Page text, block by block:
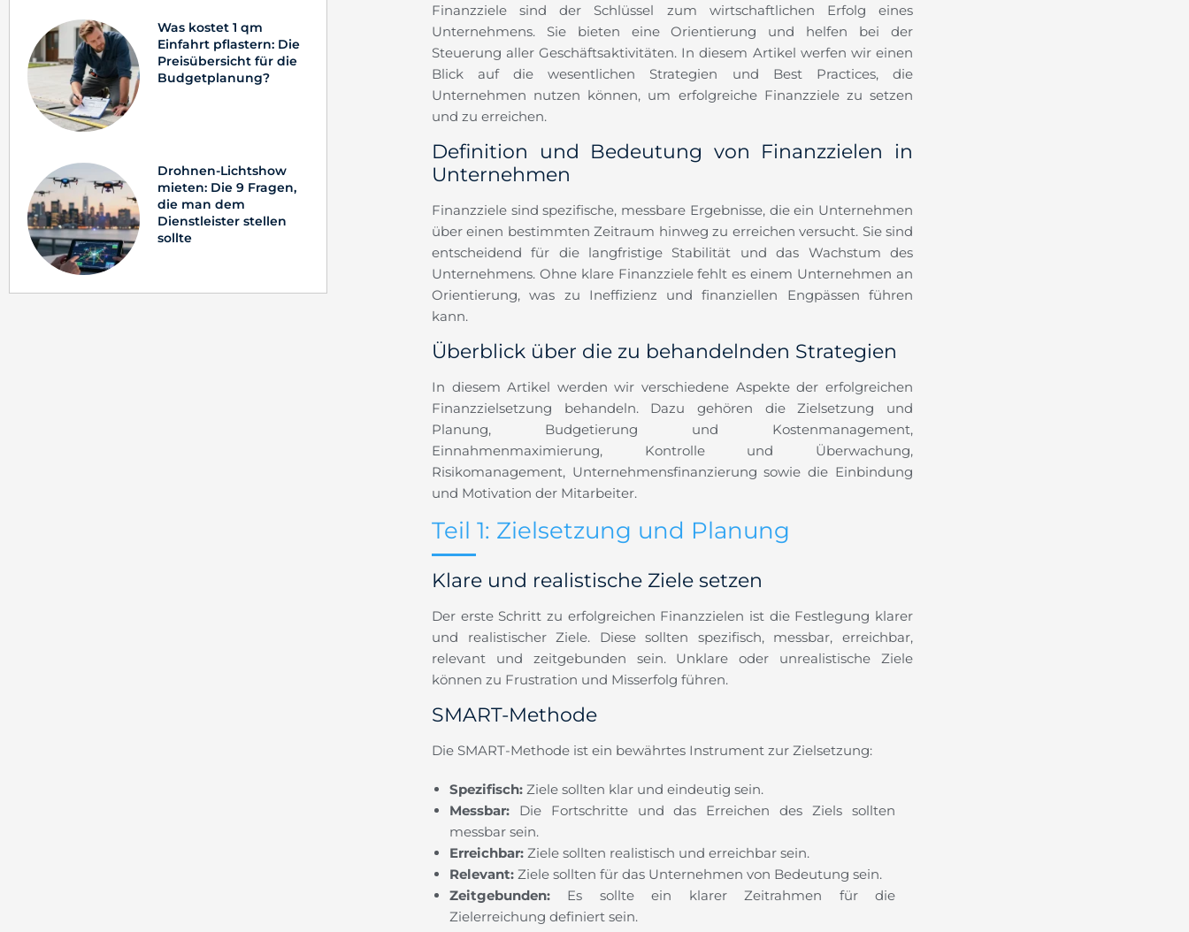
Was kostet 1 qm
Einfahrt pflastern: Die
Preisübersicht für die
Budgetplanung?
Drohnen-Lichtshow
mieten: Die 9 Fragen,
die man dem
Dienstleister stellen
sollte
Finanzziele sind der Schlüssel zum wirtschaftlichen Erfolg eines
Unternehmens. Sie bieten eine Orientierung und helfen bei der
Steuerung aller Geschäftsaktivitäten. In diesem Artikel werfen wir einen
Blick auf die wesentlichen Strategien und Best Practices, die
Unternehmen nutzen können, um erfolgreiche Finanzziele zu setzen
und zu erreichen.
Definition und Bedeutung von Finanzzielen in
Unternehmen
Finanzziele sind spezifische, messbare Ergebnisse, die ein Unternehmen
über einen bestimmten Zeitraum hinweg zu erreichen versucht. Sie sind
entscheidend für die langfristige Stabilität und das Wachstum des
Unternehmens. Ohne klare Finanzziele fehlt es einem Unternehmen an
Orientierung, was zu Ineffizienz und finanziellen Engpässen führen
kann.
Überblick über die zu behandelnden Strategien
In diesem Artikel werden wir verschiedene Aspekte der erfolgreichen
Finanzzielsetzung behandeln. Dazu gehören die Zielsetzung und
Planung, Budgetierung und Kostenmanagement,
Einnahmenmaximierung, Kontrolle und Überwachung,
Risikomanagement, Unternehmensfinanzierung sowie die Einbindung
und Motivation der Mitarbeiter.
Teil 1: Zielsetzung und Planung
Klare und realistische Ziele setzen
Der erste Schritt zu erfolgreichen Finanzzielen ist die Festlegung klarer
und realistischer Ziele. Diese sollten spezifisch, messbar, erreichbar,
relevant und zeitgebunden sein. Unklare oder unrealistische Ziele
können zu Frustration und Misserfolg führen.
SMART-Methode
Die SMART-Methode ist ein bewährtes Instrument zur Zielsetzung:
Spezifisch:Ziele sollten klar und eindeutig sein.
Messbar:Die Fortschritte und das Erreichen des Ziels sollten
messbar sein.
Erreichbar:Ziele sollten realistisch und erreichbar sein.
Relevant:Ziele sollten für das Unternehmen von Bedeutung sein.
Zeitgebunden:Es sollte ein klarer Zeitrahmen für die
Zielerreichung definiert sein.